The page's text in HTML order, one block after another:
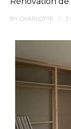
BY CHARLOTTE 3